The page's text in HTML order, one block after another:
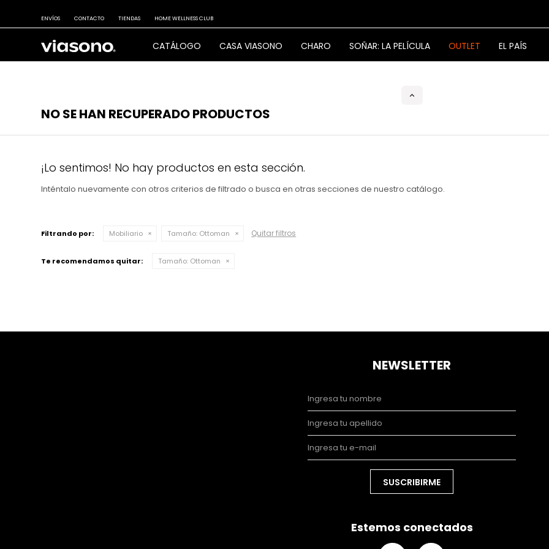
CATÁLOGO CASA VIASONO CHARO SOÑAR: LA PELÍCULA OUTLET EL PAÍS
ENVÍOS CONTACTO TIENDAS HOME WELLNESS CLUB
NO SE HAN RECUPERADO PRODUCTOS
¡Lo sentimos! No hay productos en esta sección.
Inténtalo nuevamente con otros criterios de filtrado o busca en otras secciones de nuestro catálogo.
Filtrando por: Mobiliario Tamaño: Ottoman Quitar filtros
Te recomendamos quitar: Tamaño: Ottoman
NEWSLETTER
SUSCRIBIRME
Estemos conectados